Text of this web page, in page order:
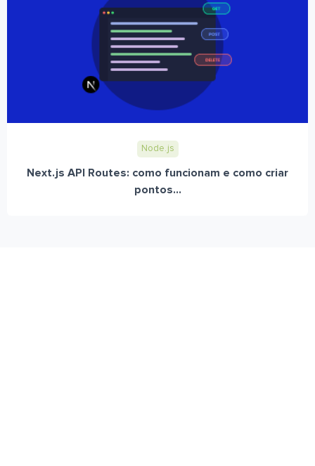
Node.js
Next.js API Routes: como funcionam e como criar
pontos...